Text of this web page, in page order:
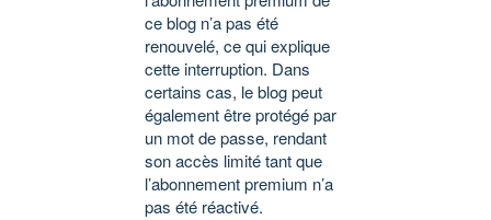
ce blog n’a pas été
renouvelé, ce qui explique
cette interruption. Dans
certains cas, le blog peut
également être protégé par
un mot de passe, rendant
son accès limité tant que
l’abonnement premium n’a
pas été réactivé.